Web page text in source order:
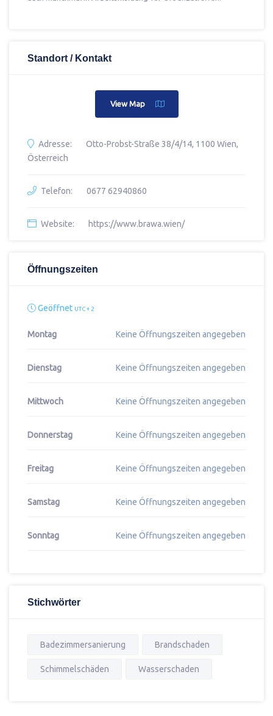
Standort / Kontakt
View Map
Adresse:
Otto-Probst-Straße 38/4/14, 1100 Wien,
Österreich
Telefon: 0677 62940860
Website: https://www.brawa.wien/
Öffnungszeiten
Geöffnet UTC + 2
Montag Keine Öffnungszeiten angegeben
Dienstag Keine Öffnungszeiten angegeben
Mittwoch Keine Öffnungszeiten angegeben
Donnerstag Keine Öffnungszeiten angegeben
Freitag Keine Öffnungszeiten angegeben
Samstag Keine Öffnungszeiten angegeben
Sonntag Keine Öffnungszeiten angegeben
Stichwörter
Badezimmersanierung Brandschaden
Schimmelschäden Wasserschaden